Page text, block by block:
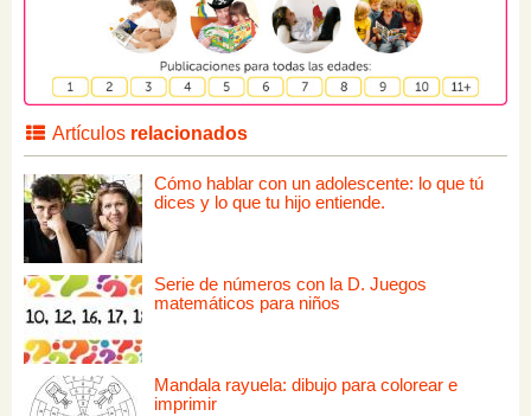
Artículos relacionados
Cómo hablar con un adolescente: lo que tú
dices y lo que tu hijo entiende.
Serie de números con la D. Juegos
matemáticos para niños
Mandala rayuela: dibujo para colorear e
imprimir